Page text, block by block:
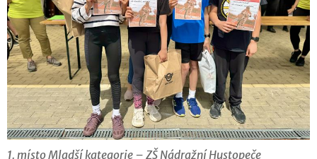
1. místo Mladší kategorie – ZŠ Nádražní Hustopeče